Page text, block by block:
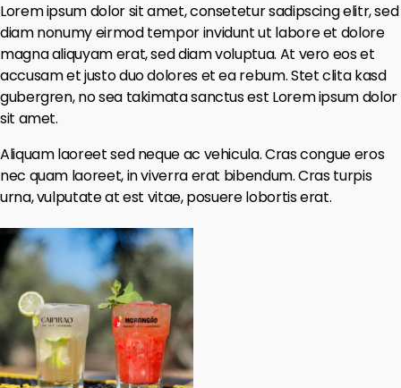
Lorem ipsum dolor sit amet, consetetur sadipscing elitr, sed
diam nonumy eirmod tempor invidunt ut labore et dolore
magna aliquyam erat, sed diam voluptua. At vero eos et
accusam et justo duo dolores et ea rebum. Stet clita kasd
gubergren, no sea takimata sanctus est Lorem ipsum dolor
sit amet.
Aliquam laoreet sed neque ac vehicula. Cras congue eros
nec quam laoreet, in viverra erat bibendum. Cras turpis
urna, vulputate at est vitae, posuere lobortis erat.